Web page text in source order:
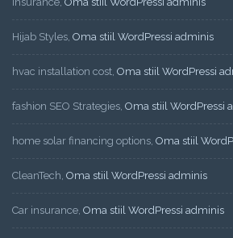
Hijab Styles, Oma stiil WordPressi adminis
hvac installation cost, Oma stiil WordPressi
fashion SEO Strategies, Oma stiil WordPressi
home solar financing options, Oma stiil
CleanTech, Oma stiil WordPressi adminis
Car insurance, Oma stiil WordPressi adminis